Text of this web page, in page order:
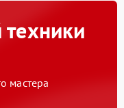
мастера